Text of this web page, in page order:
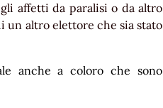
affetti da paralisi o da altro
un altro elettore che sia stato
anche a coloro che sono